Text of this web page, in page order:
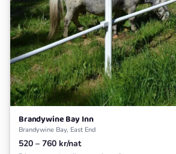
Brandywine Bay Inn
Brandywine Bay, East End
520 – 760 kr/nat